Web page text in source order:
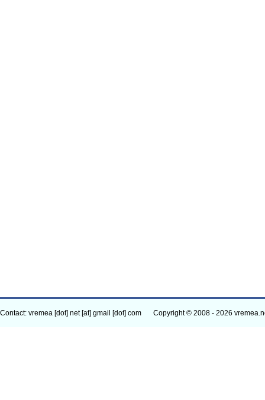
Contact: vremea [dot] net [at] gmail [dot] com Copyright © 2008 - 2026